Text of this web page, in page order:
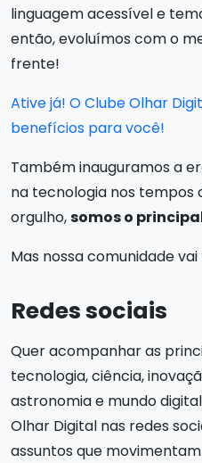
linguagem acessível e
então, evoluímos com o
frente!
Ative já! O Clube Olhar
benefícios para você!
Também inauguramos a
na tecnologia nos tempos
orgulho,somos o
Mas nossa comunidade
Redes sociais
Quer acompanhar as
tecnologia, ciência,
astronomia e mundo
Olhar Digital nas redes
assuntos que